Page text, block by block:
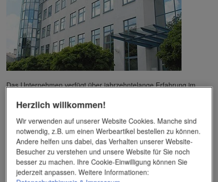
Das Unternehmen verfügt über jahrzehntelange Erfahrung im
Dieses Wissen kommt unseren Kunden tagtäglich zugute,
andere Veredelungsverfahren geht.
Unser Service
Individuelle Beratung
Herzlich willkommen!
Wir verwenden auf unserer Website Cookies. Manche sind
notwendig, z.B. um einen Werbeartikel bestellen zu können.
Andere helfen uns dabei, das Verhalten unserer Website-
Besucher zu verstehen und unsere Website für Sie noch
besser zu machen. Ihre Cookie-Einwilligung können Sie
jederzeit anpassen. Weitere Informationen: